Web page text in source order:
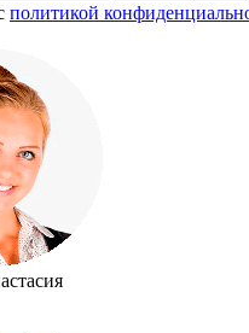
политикой